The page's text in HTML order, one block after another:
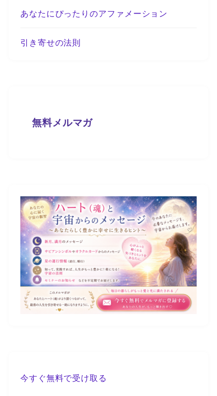
あなたにぴったりのアファメーション
引き寄せの法則
無料メルマガ
今すぐ無料で受け取る